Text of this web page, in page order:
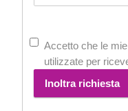
Accetto che le
utilizzate per
Inoltra richiesta